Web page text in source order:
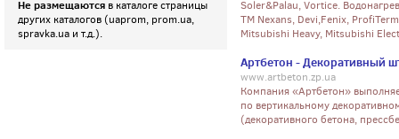
Не размещаются в каталоге страницы
других каталогов (uaprom, prom.ua,
spravka.ua и т.д.).
Soler&Palau, Vortice.
ТМ Nexans, Devi,Fenix,
Mitsubishi Heavy, Mitsubishi
Артбетон - Декоративный
www.artbeton.zp.ua
Компания «Артбетон»
по вертикальному
(декоративного бетона,